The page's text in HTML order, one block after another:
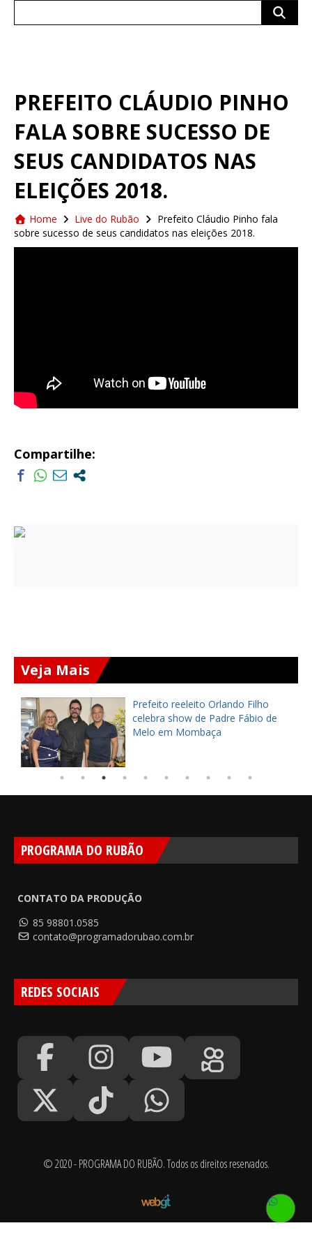
PREFEITO CLÁUDIO PINHO
FALA SOBRE SUCESSO DE
SEUS CANDIDATOS NAS
ELEIÇÕES 2018.
Home Live do Rubão
Prefeito Cláudio Pinho fala
sobre sucesso de seus candidatos nas eleições 2018.
Compartilhe:
Veja Mais
Prefeito reeleito Orlando Filho
celebra show de Padre Fábio de
Melo em Mombaça
PROGRAMA DO RUBÃO
CONTATO DA PRODUÇÃO
85 98801.0585
contato@programadorubao.com.br
REDES SOCIAIS
© 2020 - PROGRAMA DO RUBÃO. Todos os direitos reservados.